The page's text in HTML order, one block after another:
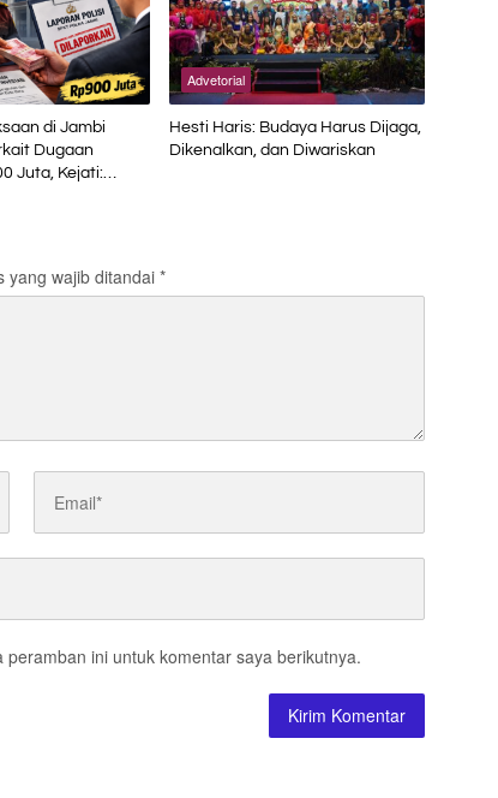
di Jambi
Dugaan
Juta, Kejati:
Advetorial
Hesti Haris: Budaya Harus Dijaga,
Dikenalkan, dan Diwariskan
yang wajib ditandai*
ini untuk komentar saya berikutnya.